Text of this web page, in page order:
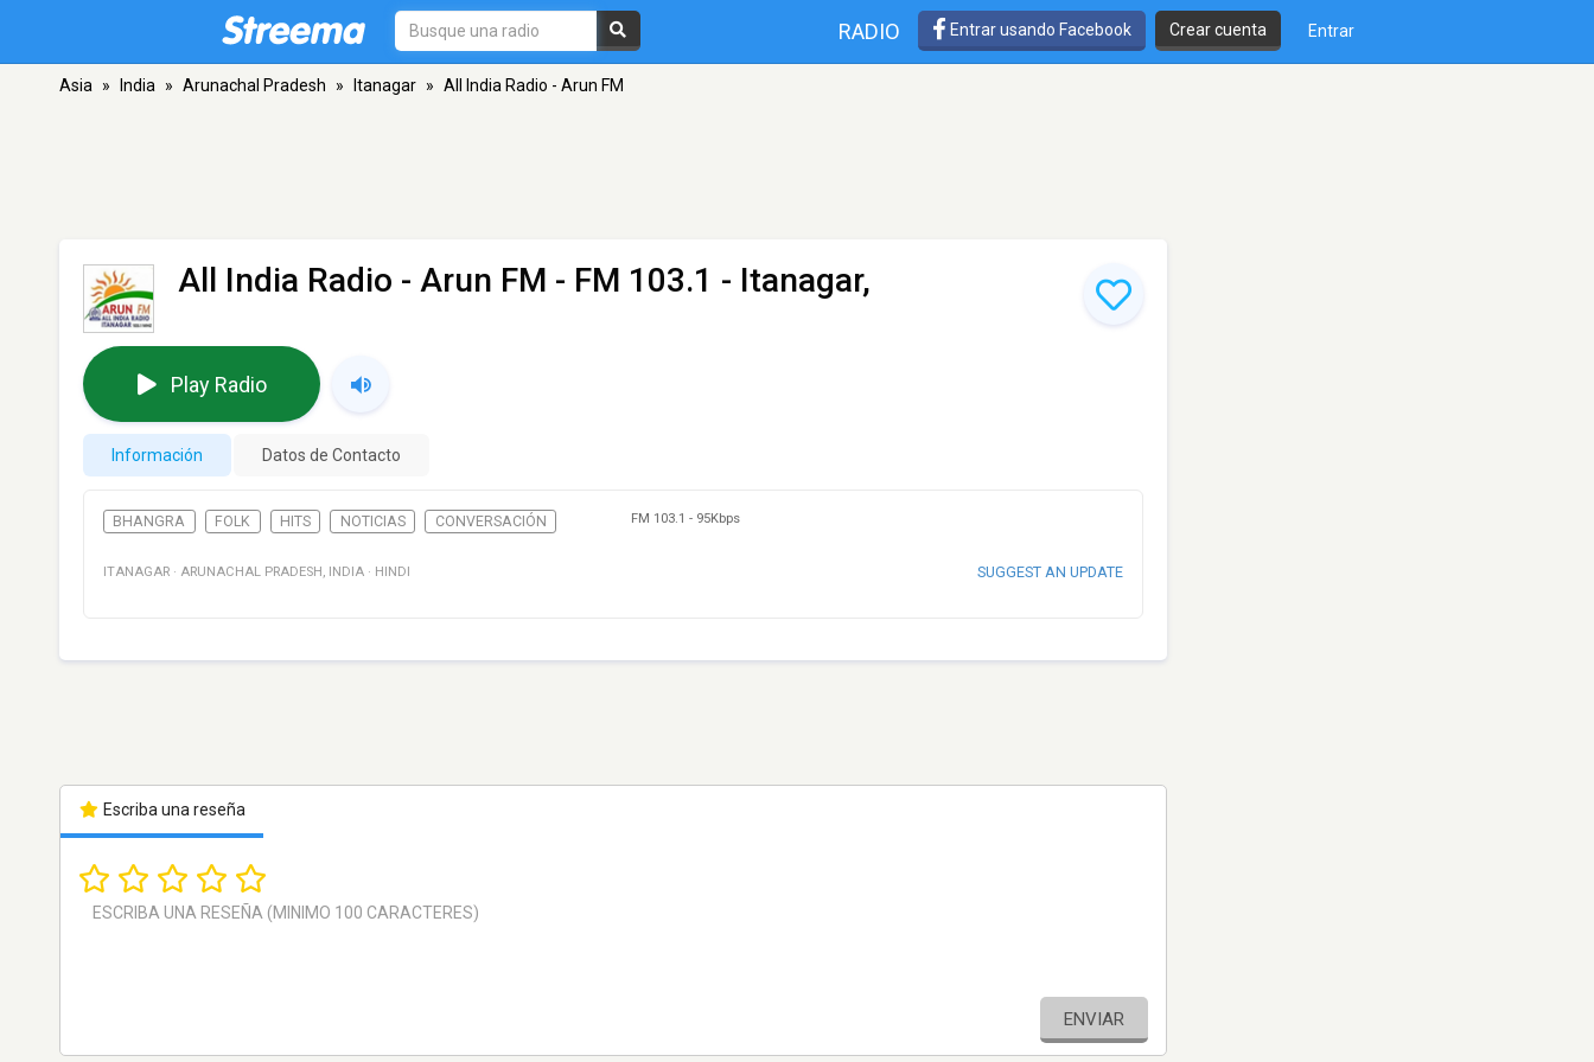
RADIO Entrar usando Facebook Crear cuenta Entrar
Asia » India » Arunachal Pradesh » Itanagar » All India Radio - Arun FM
All India Radio - Arun FM - FM 103.1 - Itanagar,
Play Radio
Información Datos de Contacto
BHANGRA FOLK HITS NOTICIAS CONVERSACIÓN FM 103.1 - 95Kbps
ITANAGAR · ARUNACHAL PRADESH , INDIA · HINDI SUGGEST AN UPDATE
Escriba una reseña
ENVIAR